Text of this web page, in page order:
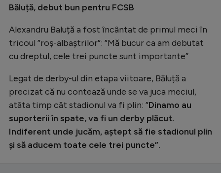
Băluță, debut bun pentru FCSB
Alexandru Baluță a fost încântat de primul meci în
tricoul ”roș-albaștrilor”: ”Mă bucur ca am debutat
cu dreptul, cele trei puncte sunt importante”
Legat de derby-ul din etapa viitoare, Băluță a
precizat că nu contează unde se va juca meciul,
atâta timp cât stadionul va fi plin: ”Dinamo au
suporterii în spate, va fi un derby plăcut.
Indiferent unde jucăm, aștept să fie stadionul plin
și să aducem toate cele trei puncte”.